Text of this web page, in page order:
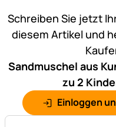
Schreiben Sie jetzt
diesem Artikel und
Sandmuschel aus
zu 2
Einloggen